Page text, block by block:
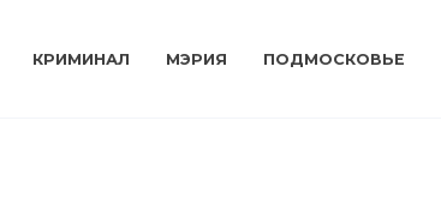
КРИМИНАЛ МЭРИЯ ПОДМОСКОВЬЕ